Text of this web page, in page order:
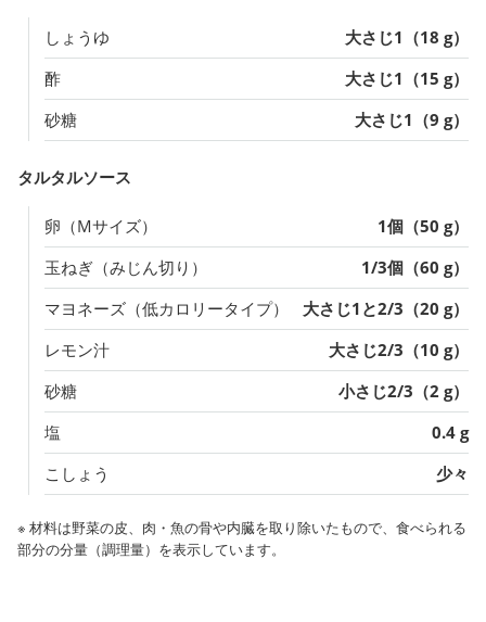
しょうゆ
大さじ1（18 g）
酢
大さじ1（15 g）
砂糖
大さじ1（9 g）
タルタルソース
卵（Mサイズ）
1個（50 g）
玉ねぎ（みじん切り）
1/3個（60 g）
マヨネーズ（低カロリータイプ）
大さじ1と2/3（20 g）
レモン汁
大さじ2/3（10 g）
砂糖
小さじ2/3（2 g）
塩
0.4 g
こしょう
少々
※ 材料は野菜の皮、肉・魚の骨や内臓を取り除いたもので、食べられる
部分の分量（調理量）を表示しています。